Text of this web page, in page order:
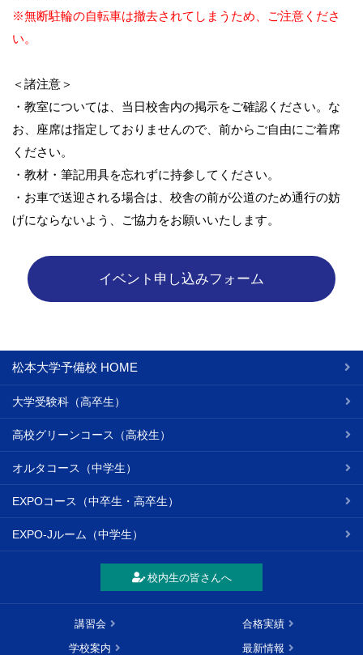
※無断駐輪の自転車は撤去されてしまうため、ご注意くださ
い。
＜諸注意＞
・教室については、当日校舎内の掲示をご確認ください。な
お、座席は指定しておりませんので、前からご自由にご着席
ください。
・教材・筆記用具を忘れずに持参してください。
・お車で送迎される場合は、校舎の前が公道のため通行の妨
げにならないよう、ご協力をお願いいたします。
松本大学予備校 HOME
大学受験科（高卒生）
高校グリーンコース（高校生）
オルタコース（中学生）
EXPOコース（中卒生・高卒生）
EXPO-Jルーム（中学生）
校内生の皆さんへ
講習会
合格実績
学校案内
最新情報